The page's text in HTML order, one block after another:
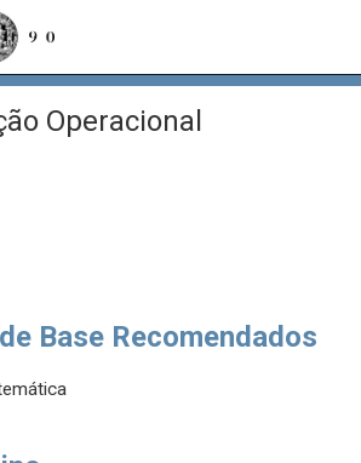
Operacional
Base Recomendados